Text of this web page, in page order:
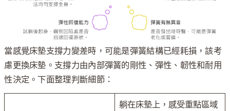
當感覺床墊支撐力變差時，可能是彈簧結構已經耗損，該考
慮更換床墊。支撐力由內部彈簧的剛性、彈性、韌性和耐用
性決定。下面整理判斷細節：
躺在床墊上，感受重點區域